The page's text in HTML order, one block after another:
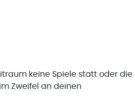
keine Spiele statt oder die
Zweifel an deinen